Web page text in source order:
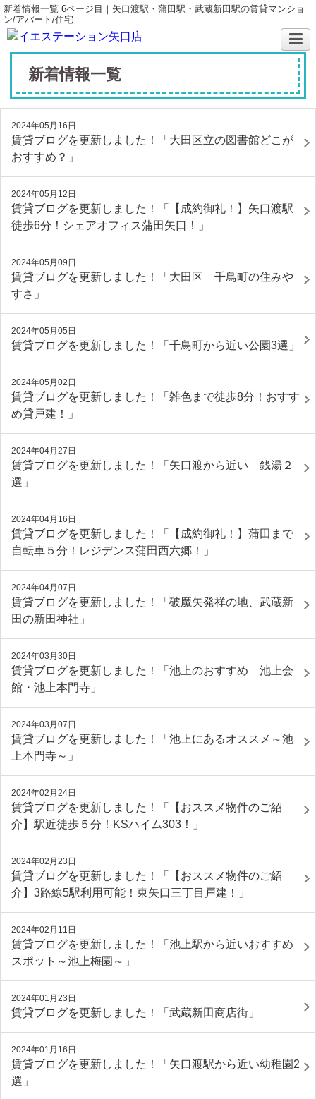
新着情報一覧 6ページ目｜矢口渡駅・蒲田駅・武蔵新田駅の賃貸マンショ
ン/アパート/住宅
新着情報一覧
2024年05月16日
賃貸ブログを更新しました！「大田区立の図書館どこが
おすすめ？」
2024年05月12日
賃貸ブログを更新しました！「【成約御礼！】矢口渡駅
徒歩6分！シェアオフィス蒲田矢口！」
2024年05月09日
賃貸ブログを更新しました！「大田区 千鳥町の住みや
すさ」
2024年05月05日
賃貸ブログを更新しました！「千鳥町から近い公園3選」
2024年05月02日
賃貸ブログを更新しました！「雑色まで徒歩8分！おすす
め貸戸建！」
2024年04月27日
賃貸ブログを更新しました！「矢口渡から近い 銭湯２
選」
2024年04月16日
賃貸ブログを更新しました！「【成約御礼！】蒲田まで
自転車５分！レジデンス蒲田西六郷！」
2024年04月07日
賃貸ブログを更新しました！「破魔矢発祥の地、武蔵新
田の新田神社」
2024年03月30日
賃貸ブログを更新しました！「池上のおすすめ 池上会
館・池上本門寺」
2024年03月07日
賃貸ブログを更新しました！「池上にあるオススメ～池
上本門寺～」
2024年02月24日
賃貸ブログを更新しました！「【おススメ物件のご紹
介】駅近徒歩５分！KSハイム303！」
2024年02月23日
賃貸ブログを更新しました！「【おススメ物件のご紹
介】3路線5駅利用可能！東矢口三丁目戸建！」
2024年02月11日
賃貸ブログを更新しました！「池上駅から近いおすすめ
スポット～池上梅園～」
2024年01月23日
賃貸ブログを更新しました！「武蔵新田商店街」
2024年01月16日
賃貸ブログを更新しました！「矢口渡駅から近い幼稚園2
選」